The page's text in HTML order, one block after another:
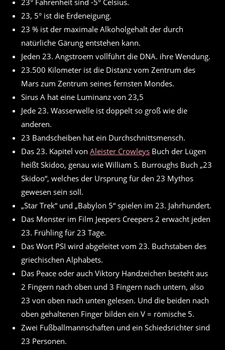
23° Fahrenheit sind -5° Celsius.
23, 5° ist die Erdeneigung.
23 % ist der maximale Alkoholgehalt der durch
natürliche Gärung entstehen kann.
Jeden 23. Angstroem vollführt die DNA. ihre Wendung.
23.500 Kilometer ist die Distanz vom Zentrum des
Mars zum Zentrum seines fernsten Mondes.
Sirus A hat eine Luminanz von 23,5
Jede 23. Wasserwelle ist doppelt so groß wie die
anderen.
23 Bandscheiben hat ein Durchschnittsmensch.
Das 23. Kapitel vonAleister Crowleys Buch der Lügen
heißt Skidoo, genau wie William S. Burroughs Buch „23
Skidoo“, welches der Ursprung für den 23 Mythos
gewesen sein soll.
„Star Trek“ und „Babylon 5“ spielen im 23. Jahrhundert.
Das Monster im Film Jeepers Creepers 2 erwacht jeden
23. Frühling für 23 Tage.
Das Wort PSI wird abgeleitet vom 23. Buchstaben des
griechischen Alphabets.
Das Peace oder auch Viktory Handzeichen besteht aus
2 Fingern nach oben und 3 Fingern nach untern, also
23 von oben nach unten gelesen. Und die beiden nach
oben gehaltenen Finger bilden ein V = römische 5.
Zwei Fußballmannschaften und ein Schiedsrichter sind
23 Personen.